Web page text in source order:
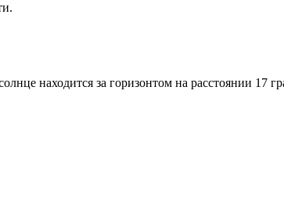
находится за горизонтом на расстоянии 17